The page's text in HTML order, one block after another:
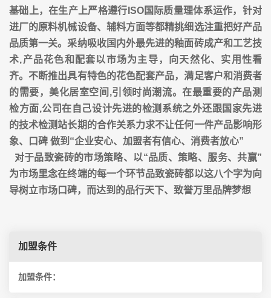
基础上，在生产上严格遵行ISO国际质量理体系运作，针对
进厂的原料机械设备、辅料方面等都精挑细选注重把好产品
品质第一关。采纳吸收国内外最先进的釉面砖成产和工艺技
术,产品花色和配套以市场为主导，向天然化、实用性看
齐。不断推出具有特色的花色配套产品，满足客户和消费者
的需要，美化居室空间,引领时尚潮流。在最重要的产品测
检方面,公司在自己设计先进的检测系统之外还跟国家先进
的技术检测站长期的合作关系力求不让任何一件产品影响形
象、口碑 做到“企业安心、加盟者有信心、消费者放心”
对于品致瓷砖的市场策略、以“品质、策略、服务、共赢”
为市场里念在终端的每一个环节品致瓷砖都以这八个字为向
导树立市场口碑，而达到的品行天下、致誉万里品牌梦想
加盟条件
加盟条件：